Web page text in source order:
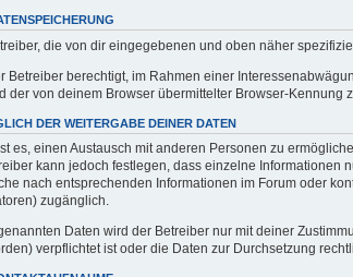
die von dir eingegebenen und oben näher
Betreiber berechtigt, im Rahmen einer
der von deinem Browser übermittelter Browser-
DER WEITERGABE DEINER DATEN
es, einen Austausch mit anderen Personen zu
kann jedoch festlegen, dass einzelne Informationen
nach entsprechenden Informationen im Forum oder
zugänglich.
Daten wird der Betreiber nur mit deiner
verpflichtet ist oder die Daten zur Durchsetzung